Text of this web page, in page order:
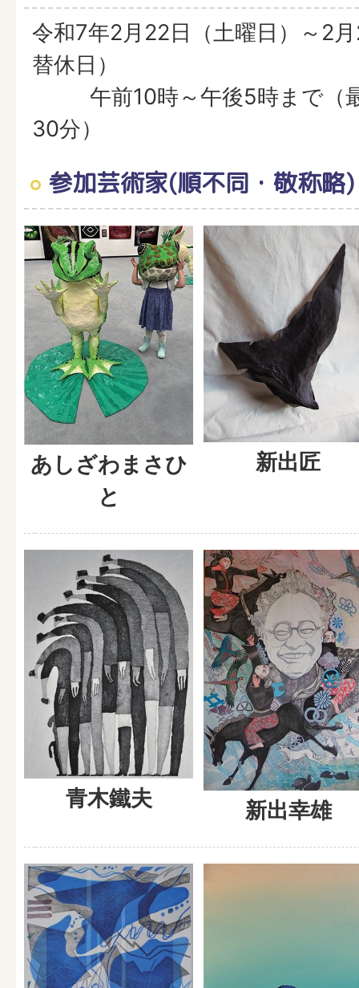
令和7年2月22日（土曜日）～2
替休日）
午前10時～午後5時まで（
30分）
参加芸術家(順不同・敬称略)
あしざわまさひ
と
新出匠
青木鐵夫 新出幸雄